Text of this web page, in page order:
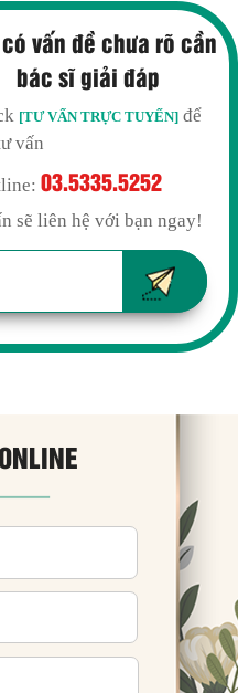
vấn đề chưa rõ cần
bác sĩ giải đáp
[TƯ VẤN TRỰC TUYẾN] để
vấn
03.5335.5252
sẽ liên hệ với bạn ngay!